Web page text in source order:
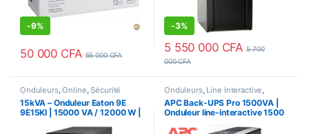
-9%
50 000 CFA 55 000CFA
-3%
5 550 000 CFA 5 700
000CFA
Onduleurs,Online,Sécurité
équipements
15kVA – Onduleur Eaton 9E
9E15KI | 15000 VA / 12000 W |
Onduleurs, Line Interactive,
Sécurité équipements
APC Back-UPS Pro 1500VA |
Onduleur line-interactive 1500